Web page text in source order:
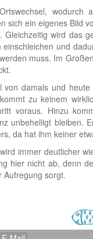
wodurch
sich ein eigenes Bild
Gleichzeitig wird das
einschleichen und
muss. Im
von damals und
zu keinem
voraus. Hinzu
unbehelligt bleiben.
da hat ihm keiner
immer deutlicher
hier nicht ab, denn
Aufregung sorgt.